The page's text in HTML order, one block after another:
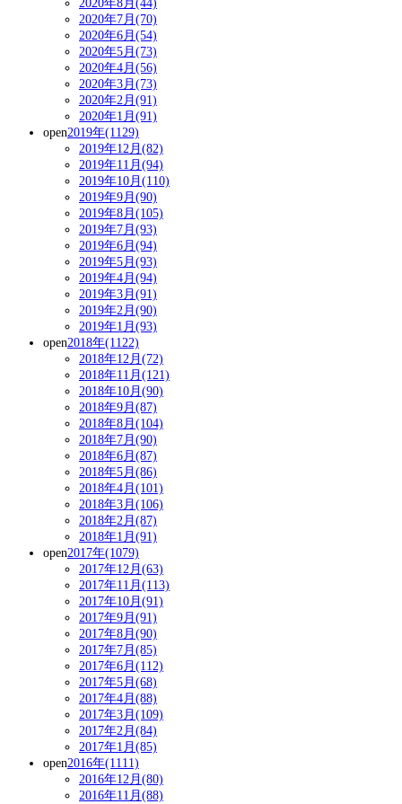
2020年8月(44)
2020年7月(70)
2020年6月(54)
2020年5月(73)
2020年4月(56)
2020年3月(73)
2020年2月(91)
2020年1月(91)
open2019年(1129)
2019年12月(82)
2019年11月(94)
2019年10月(110)
2019年9月(90)
2019年8月(105)
2019年7月(93)
2019年6月(94)
2019年5月(93)
2019年4月(94)
2019年3月(91)
2019年2月(90)
2019年1月(93)
open2018年(1122)
2018年12月(72)
2018年11月(121)
2018年10月(90)
2018年9月(87)
2018年8月(104)
2018年7月(90)
2018年6月(87)
2018年5月(86)
2018年4月(101)
2018年3月(106)
2018年2月(87)
2018年1月(91)
open2017年(1079)
2017年12月(63)
2017年11月(113)
2017年10月(91)
2017年9月(91)
2017年8月(90)
2017年7月(85)
2017年6月(112)
2017年5月(68)
2017年4月(88)
2017年3月(109)
2017年2月(84)
2017年1月(85)
open2016年(1111)
2016年12月(80)
2016年11月(88)